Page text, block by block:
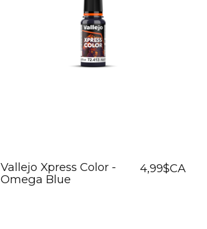
Vallejo Xpress Color -
Omega Blue
4,99$CA